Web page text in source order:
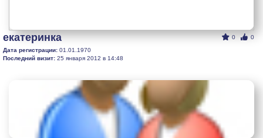
0 0
екатеринка
Дата регистрации: 01.01.1970
Последний визит: 25 января 2012 в 14:48